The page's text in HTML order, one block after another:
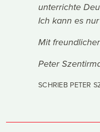
unterrichte
Ich kann es
Mit
Peter
SCHRIEB PETER